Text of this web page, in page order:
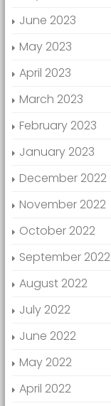
June 2023
May 2023
April 2023
March 2023
February 2023
January 2023
December 2022
November 2022
October 2022
September 2022
August 2022
July 2022
June 2022
May 2022
April 2022